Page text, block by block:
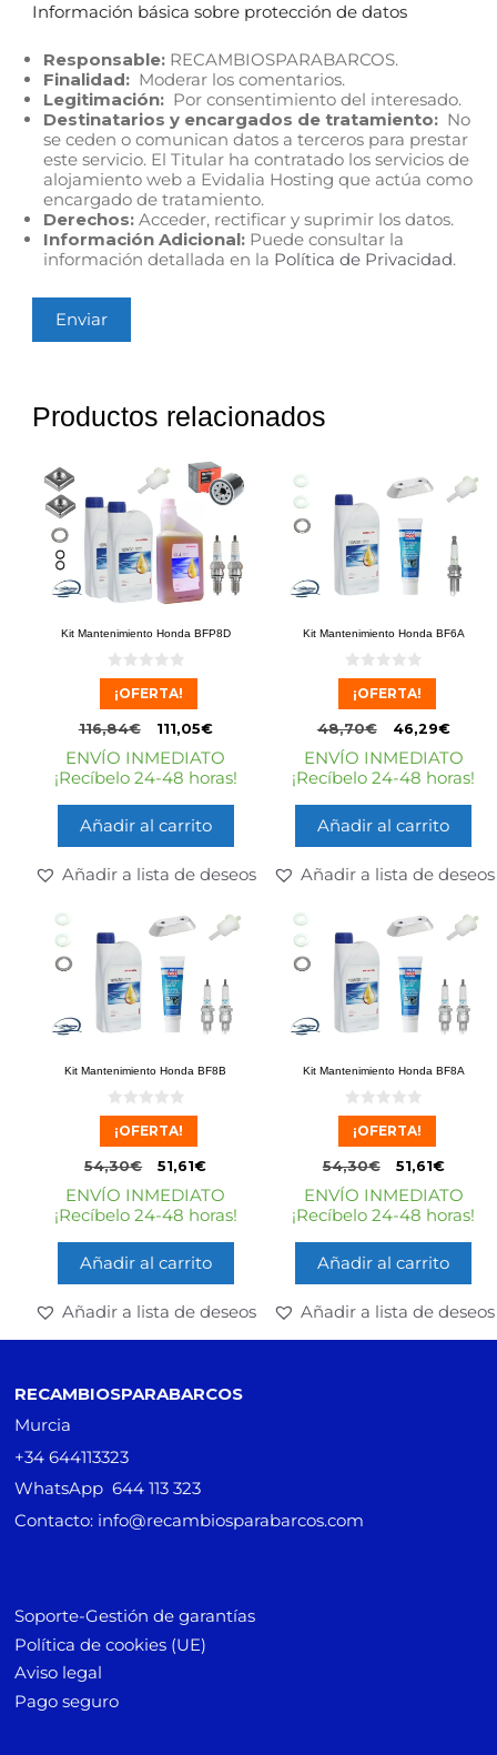
Información básica sobre protección de datos
Responsable: RECAMBIOSPARABARCOS.
Finalidad: Moderar los comentarios.
Legitimación: Por consentimiento del interesado.
Destinatarios y encargados de tratamiento: No
se ceden o comunican datos a terceros para prestar
este servicio. El Titular ha contratado los servicios de
alojamiento web a Evidalia Hosting que actúa como
encargado de tratamiento.
Derechos: Acceder, rectificar y suprimir los datos.
Información Adicional: Puede consultar la
información detallada en la Política de Privacidad.
Productos relacionados
Kit Mantenimiento Honda BFP8D
0
e
¡OFERTA!
116,84€ 111,05€
ENVÍO INMEDIATO
¡Recíbelo 24-48 horas!
Añadir al carrito
Añadir a lista de deseos
Kit Mantenimiento Honda BF6A
0
e
¡OFERTA!
48,70€ 46,29€
ENVÍO INMEDIATO
¡Recíbelo 24-48 horas!
Añadir al carrito
Añadir a lista de deseos
Kit Mantenimiento Honda BF8B
0
e
¡OFERTA!
54,30€ 51,61€
ENVÍO INMEDIATO
¡Recíbelo 24-48 horas!
Añadir al carrito
Añadir a lista de deseos
Kit Mantenimiento Honda BF8A
0
e
¡OFERTA!
54,30€ 51,61€
ENVÍO INMEDIATO
¡Recíbelo 24-48 horas!
Añadir al carrito
Añadir a lista de deseos
RECAMBIOSPARABARCOS
Murcia
+34 644113323
WhatsApp 644 113 323
Contacto: info@recambiosparabarcos.com
Soporte-Gestión de garantías
Política de cookies (UE)
Aviso legal
Pago seguro